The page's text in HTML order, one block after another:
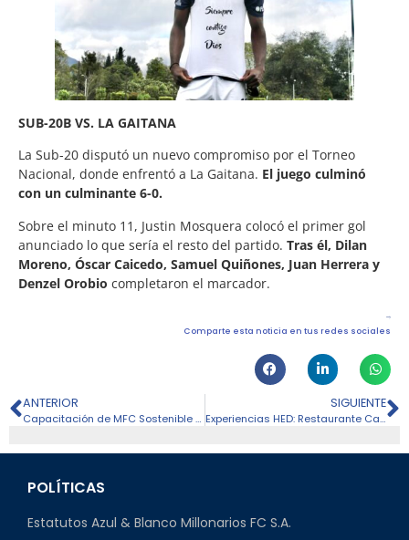
SUB-20B VS. LA GAITANA
La Sub-20 disputó un nuevo compromiso por el Torneo
Nacional, donde enfrentó a La Gaitana. El juego culminó
con un culminante 6-0.
Sobre el minuto 11, Justin Mosquera colocó el primer gol
anunciado lo que sería el resto del partido. Tras él, Dilan
Moreno, Óscar Caicedo, Samuel Quiñones, Juan Herrera y
Denzel Orobio completaron el marcador.
Comparte esta noticia en tus redes sociales
ANTERIOR
Capacitación de MFC Sostenible y Punto Azul a Millonarios Fútbol Base
SIGUIENTE
Experiencias HED: Restaurante Casa San Pedro y visita al entrenamiento
POLÍTICAS
Estatutos Azul & Blanco Millonarios FC S.A.